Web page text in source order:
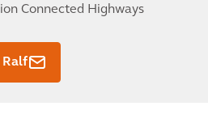
Connected Highways